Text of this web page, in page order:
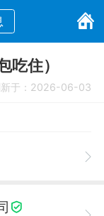
吃住）
新于：2026-06-03